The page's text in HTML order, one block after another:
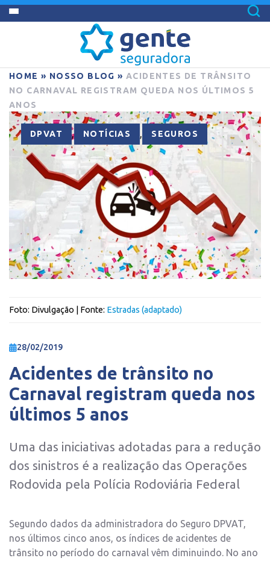
HOME » NOSSO BLOG »ACIDENTES DE TRÂNSITO
NO CARNAVAL REGISTRAM QUEDA NOS ÚLTIMOS 5
ANOS
DPVAT , NOTÍCIAS , SEGUROS
Foto: Divulgação | Fonte: Estradas (adaptado)
28/02/2019
Acidentes de trânsito no
Carnaval registram queda nos
últimos 5 anos
Uma das iniciativas adotadas para a redução
dos sinistros é a realização das Operações
Rodovida pela Polícia Rodoviária Federal
Segundo dados da administradora do Seguro DPVAT,
nos últimos cinco anos, os índices de acidentes de
trânsito no período do carnaval vêm diminuindo. No ano